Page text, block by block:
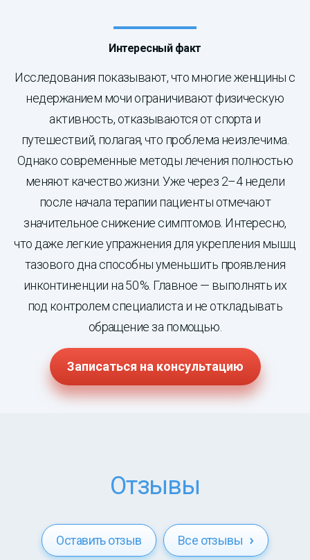
Интересный факт
Исследования показывают, что многие женщины с
недержанием мочи ограничивают физическую
активность, отказываются от спорта и
путешествий, полагая, что проблема неизлечима.
Однако современные методы лечения полностью
меняют качество жизни. Уже через 2–4 недели
после начала терапии пациенты отмечают
значительное снижение симптомов. Интересно,
что даже легкие упражнения для укрепления мышц
тазового дна способны уменьшить проявления
инконтиненции на 50 %. Главное — выполнять их
под контролем специалиста и не откладывать
обращение за помощью.
Записаться на консультацию
Отзывы
Оставить отзыв Все отзывы